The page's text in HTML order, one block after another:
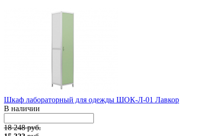
Шкаф лабораторный для одежды ШОК-Л-01 Лавкор
В наличии
18 248 руб.